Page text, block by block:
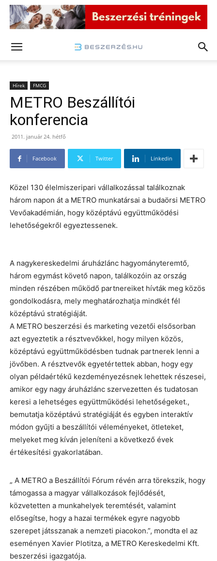
Hírek FMCG
METRO Beszállítói
konferencia
2011. január 24. hétfő
Facebook Twitter Linkedin
Közel 130 élelmiszeripari vállalkozással találkoznak
három napon át a METRO munkatársai a budaörsi METRO
Vevőakadémián, hogy középtávú együttműködési
lehetőségekről egyeztessenek.
A nagykereskedelmi áruházlánc hagyományteremtő,
három egymást követő napon, találkozóin az ország
minden részében működő partnereiket hívták meg közös
gondolkodásra, mely meghatározhatja mindkét fél
középtávú stratégiáját.
A METRO beszerzési és marketing vezetői elsősorban
azt egyeztetik a résztvevőkkel, hogy milyen közös,
középtávú együttműködésben tudnak partnerek lenni a
jövőben. A résztvevők egyetértettek abban, hogy egy
olyan példaértékű kezdeményezésnek lehettek részesei,
amikor egy nagy áruházlánc szervezetten és tudatosan
keresi a lehetséges együttműködési lehetőségeket.,
bemutatja középtávú stratégiáját és egyben interaktív
módon gyűjti a beszállítói véleményeket, ötleteket,
melyeket meg kíván jeleníteni a következő évek
értékesítési gyakorlatában.
„ A METRO a Beszállítói Fórum révén arra törekszik, hogy
támogassa a magyar vállalkozások fejlődését,
közvetetten a munkahelyek teremtését, valamint
elősegítse, hogy a hazai termékek egyre nagyobb
szerepet játsszanak a nemzeti piacokon.”, mondta el az
eseményen Xavier Plotitza, a METRO Kereskedelmi Kft.
beszerzési igazgatója.